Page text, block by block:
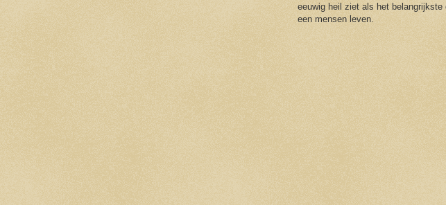
eeuwig heil ziet als het belangrijkste
een mensen leven.